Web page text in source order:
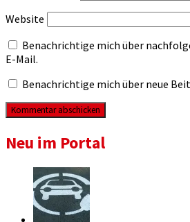
Website
Benachrichtige mich über
E-Mail.
Benachrichtige mich über neue
Neu im Portal